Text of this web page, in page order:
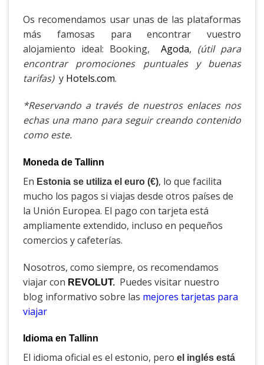
Os recomendamos usar unas de las plataformas
más famosas para encontrar vuestro
alojamiento ideal: Booking,Agoda, (útil para
encontrar promociones puntuales y buenas
tarifas)y Hotels.com.
*Reservando a través de nuestros enlaces nos
echas una mano para seguir creando contenido
como este.
Moneda de Tallinn
En Estonia se utiliza el euro (€), lo que facilita
mucho los pagos si viajas desde otros países de
la Unión Europea. El pago con tarjeta está
ampliamente extendido, incluso en pequeños
comercios y cafeterías.
Nosotros, como siempre, os recomendamos
viajar con REVOLUT. Puedes visitar nuestro
blog informativo sobre las mejores tarjetas para
viajar
Idioma en Tallinn
El idioma oficial es el estonio, pero el inglés está